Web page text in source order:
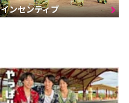
インセンティブ